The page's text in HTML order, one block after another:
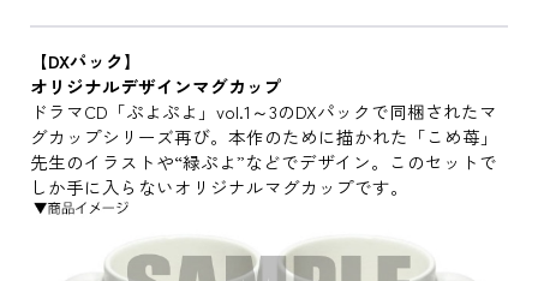
【DXパック】
オリジナルデザインマグカップ
ドラマCD「ぷよぷよ」vol.1～3のDXパックで同梱されたマ
グカップシリーズ再び。本作のために描かれた「こめ苺」
先生のイラストや“緑ぷよ”などでデザイン。このセットで
しか手に入らないオリジナルマグカップです。